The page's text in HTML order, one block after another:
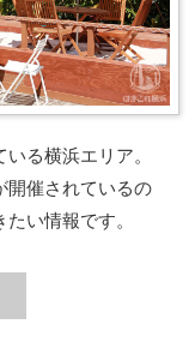
る横浜エリア。
開催されているの
い情報です。